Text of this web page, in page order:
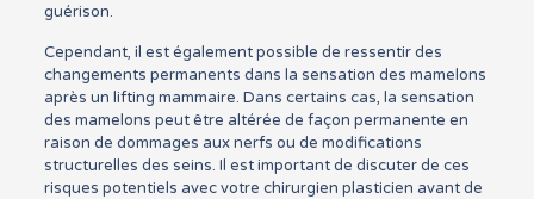
guérison.
Cependant, il est également possible de ressentir des
changements permanents dans la sensation des mamelons
après un lifting mammaire. Dans certains cas, la sensation
des mamelons peut être altérée de façon permanente en
raison de dommages aux nerfs ou de modifications
structurelles des seins. Il est important de discuter de ces
risques potentiels avec votre chirurgien plasticien avant de